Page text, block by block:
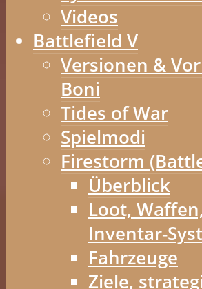
Videos
Battlefield V
Versionen &
Boni
Tides of War
Spielmodi
Firestorm
Überblick
Loot,
Inventar-
Fahrzeuge
Ziele,